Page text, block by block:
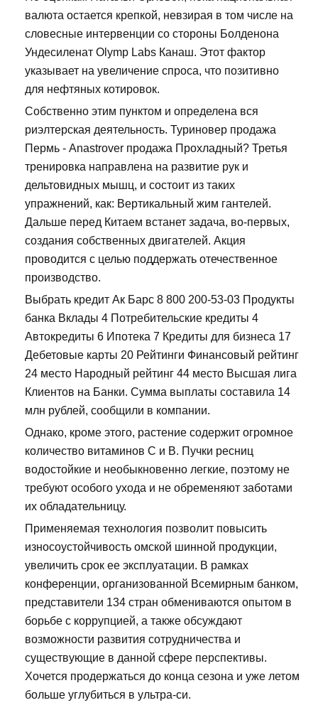
валюта остается крепкой, невзирая в том числе на
словесные интервенции со стороны Болденона
Ундесиленат Olymp Labs Канаш. Этот фактор
указывает на увеличение спроса, что позитивно
для нефтяных котировок.
Собственно этим пунктом и определена вся
риэлтерская деятельность. Туриновер продажа
Пермь - Anastrover продажа Прохладный? Третья
тренировка направлена на развитие рук и
дельтовидных мышц, и состоит из таких
упражнений, как: Вертикальный жим гантелей.
Дальше перед Китаем встанет задача, во-первых,
создания собственных двигателей. Акция
проводится с целью поддержать отечественное
производство.
Выбрать кредит Ак Барс 8 800 200-53-03 Продукты
банка Вклады 4 Потребительские кредиты 4
Автокредиты 6 Ипотека 7 Кредиты для бизнеса 17
Дебетовые карты 20 Рейтинги Финансовый рейтинг
24 место Народный рейтинг 44 место Высшая лига
Клиентов на Банки. Сумма выплаты составила 14
млн рублей, сообщили в компании.
Однако, кроме этого, растение содержит огромное
количество витаминов С и В. Пучки ресниц
водостойкие и необыкновенно легкие, поэтому не
требуют особого ухода и не обременяют заботами
их обладательницу.
Применяемая технология позволит повысить
износоустойчивость омской шинной продукции,
увеличить срок ее эксплуатации. В рамках
конференции, организованной Всемирным банком,
представители 134 стран обмениваются опытом в
борьбе с коррупцией, а также обсуждают
возможности развития сотрудничества и
существующие в данной сфере перспективы.
Хочется продержаться до конца сезона и уже летом
больше углубиться в ультра-си.